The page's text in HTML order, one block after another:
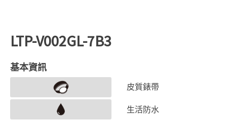
LTP-V002GL-7B3
基本資訊
皮質錶帶
生活防水